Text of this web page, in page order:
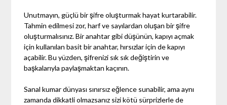
Unutmayın, güçlü bir şifre oluşturmak hayat kurtarabilir.
Tahmin edilmesi zor, harf ve sayılardan oluşan bir şifre
oluşturmalısınız. Bir anahtar gibi düşünün, kapıyı açmak
için kullanılan basit bir anahtar, hırsızlar için de kapıyı
açabilir. Bu yüzden, şifrenizi sık sık değiştirin ve
başkalarıyla paylaşmaktan kaçının.
Sanal kumar dünyası sınırsız eğlence sunabilir, ama aynı
zamanda dikkatli olmazsanız sizi kötü sürprizlerle de